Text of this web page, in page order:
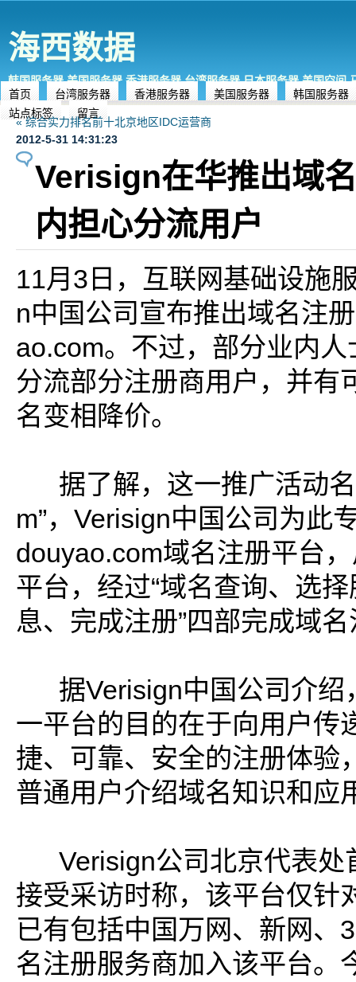
海西数据
韩国服务器,美国服务器,香港服务器,台湾服务器,日本服务器,美国空间
首页
台湾服务器 香港服务器 美国服务器
韩国服务器
站点标签
留言
« 综合实力排名前十北京地区IDC运营商
2012-5-31 14:31:23
Verisign在华推出域
内担心分流用户
11月3日，互联网基础设施
n中国公司宣布推出域名注
ao.com。不过，部分业内
分流部分注册商用户，并有
名变相降价。
据了解，这一推广活动名
m”，Verisign中国公司为此
douyao.com域名注册平台
平台，经过“域名查询、选
息、完成注册”四部完成域
据Verisign中国公司介绍
一平台的目的在于向用户传
捷、可靠、安全的注册体验
普通用户介绍域名知识和应
Verisign公司北京代表处
接受采访时称，该平台仅针
已有包括中国万网、新网、
名注册服务商加入该平台。